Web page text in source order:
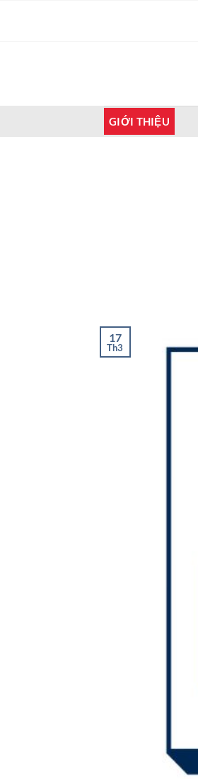
GIỚI THIỆU
17
Th3